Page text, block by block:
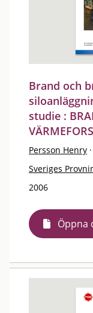
Brand och
studie :
Persson Henry ·
Sveriges
2006
Öppna